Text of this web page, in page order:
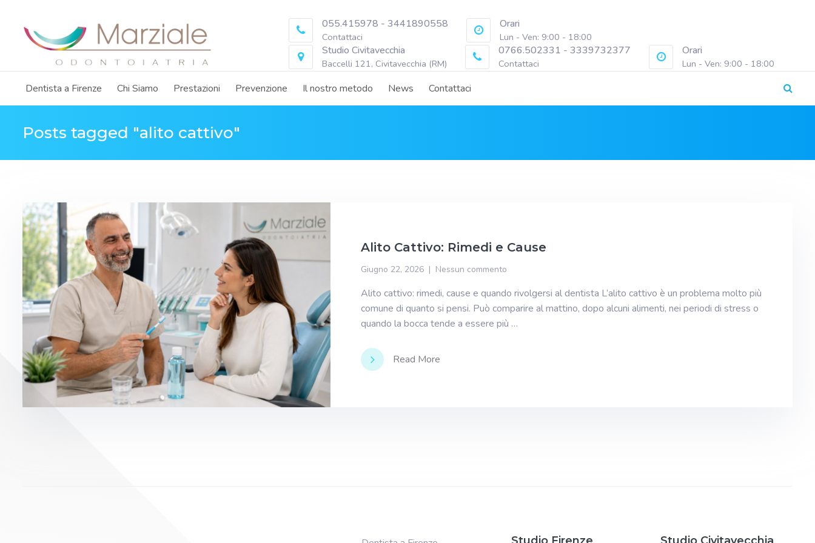
055.415978 - 3441890558
Contattaci
Orari
Lun - Ven: 9:00 - 18:00
Studio Civitavecchia
Baccelli 121, Civitavecchia (RM)
0766.502331 - 3339732377
Contattaci
Orari
Lun - Ven: 9:00 - 18:00
Dentista a Firenze Chi Siamo Prestazioni Prevenzione Il nostro metodo News Contattaci
Posts tagged "alito cattivo"
Alito Cattivo: Rimedi e Cause
Giugno 22, 2026 Nessun commento
Alito cattivo: rimedi, cause e quando rivolgersi al dentista L’alito cattivo è un problema molto più
comune di quanto si pensi. Può comparire al mattino, dopo alcuni alimenti, nei periodi di stress o
quando la bocca tende a essere più …
Read More